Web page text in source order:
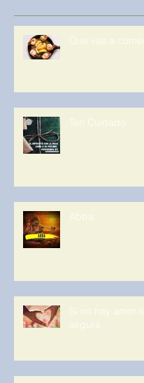
Que vas a
Ten Cuidado
Abba
Si no hay amor
segura